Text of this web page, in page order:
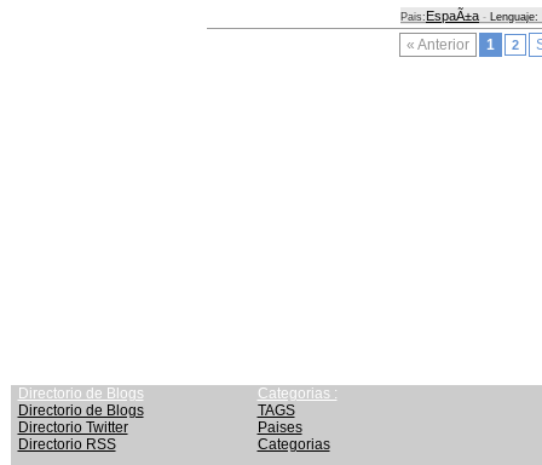
Pais: EspaÃ±a - Lenguaje:
« Anterior 1 2
Directorio de Blogs
Directorio de Blogs
Directorio Twitter
Directorio RSS
Categorias :
TAGS
Paises
Categorias